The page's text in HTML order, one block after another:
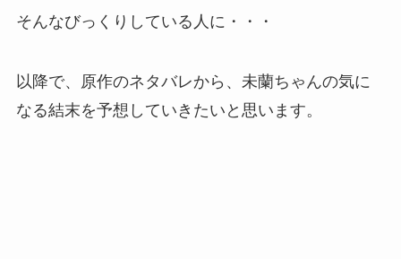
そんなびっくりしている人に・・・
以降で、原作のネタバレから、未蘭ちゃんの気に
なる結末を予想していきたいと思います。